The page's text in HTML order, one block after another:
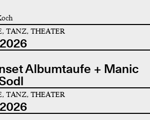
TANZ, THEATER
Albumtaufe + Manic
TANZ, THEATER